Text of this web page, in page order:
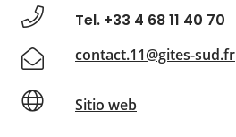
Tel. +33 4 68 11 40 70
contact.11@gites-sud.fr
Sitio web